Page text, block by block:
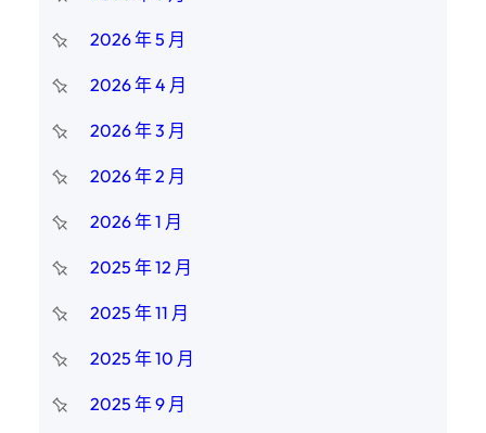
2026 年 5 月
2026 年 4 月
2026 年 3 月
2026 年 2 月
2026 年 1 月
2025 年 12 月
2025 年 11 月
2025 年 10 月
2025 年 9 月